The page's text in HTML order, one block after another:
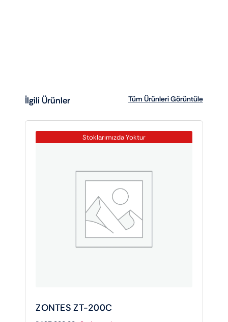
İlgili Ürünler Tüm Ürünleri Görüntüle
Stoklarımızda Yoktur
ZONTES ZT-200C